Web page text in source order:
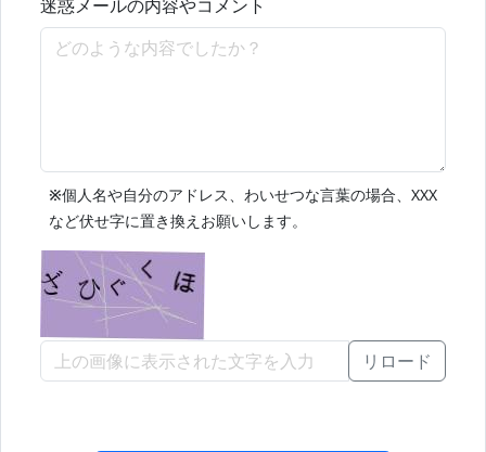
迷惑メールの内容やコメント
※個人名や自分のアドレス、わいせつな言葉の場合、XXX
など伏せ字に置き換えお願いします。
リロード